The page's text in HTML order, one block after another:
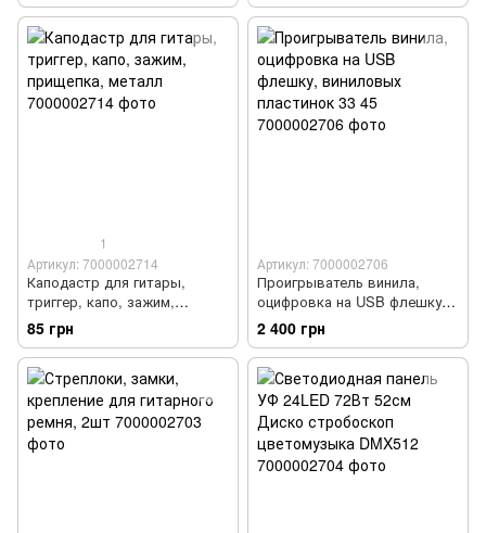
1
Артикул: 7000002714
Каподастр для гитары,
триггер, капо, зажим,
прищепка, металл
85 грн
Артикул: 7000002706
Проигрыватель винила,
оцифровка на USB флешку,
виниловых пластинок 33 45
2 400 грн